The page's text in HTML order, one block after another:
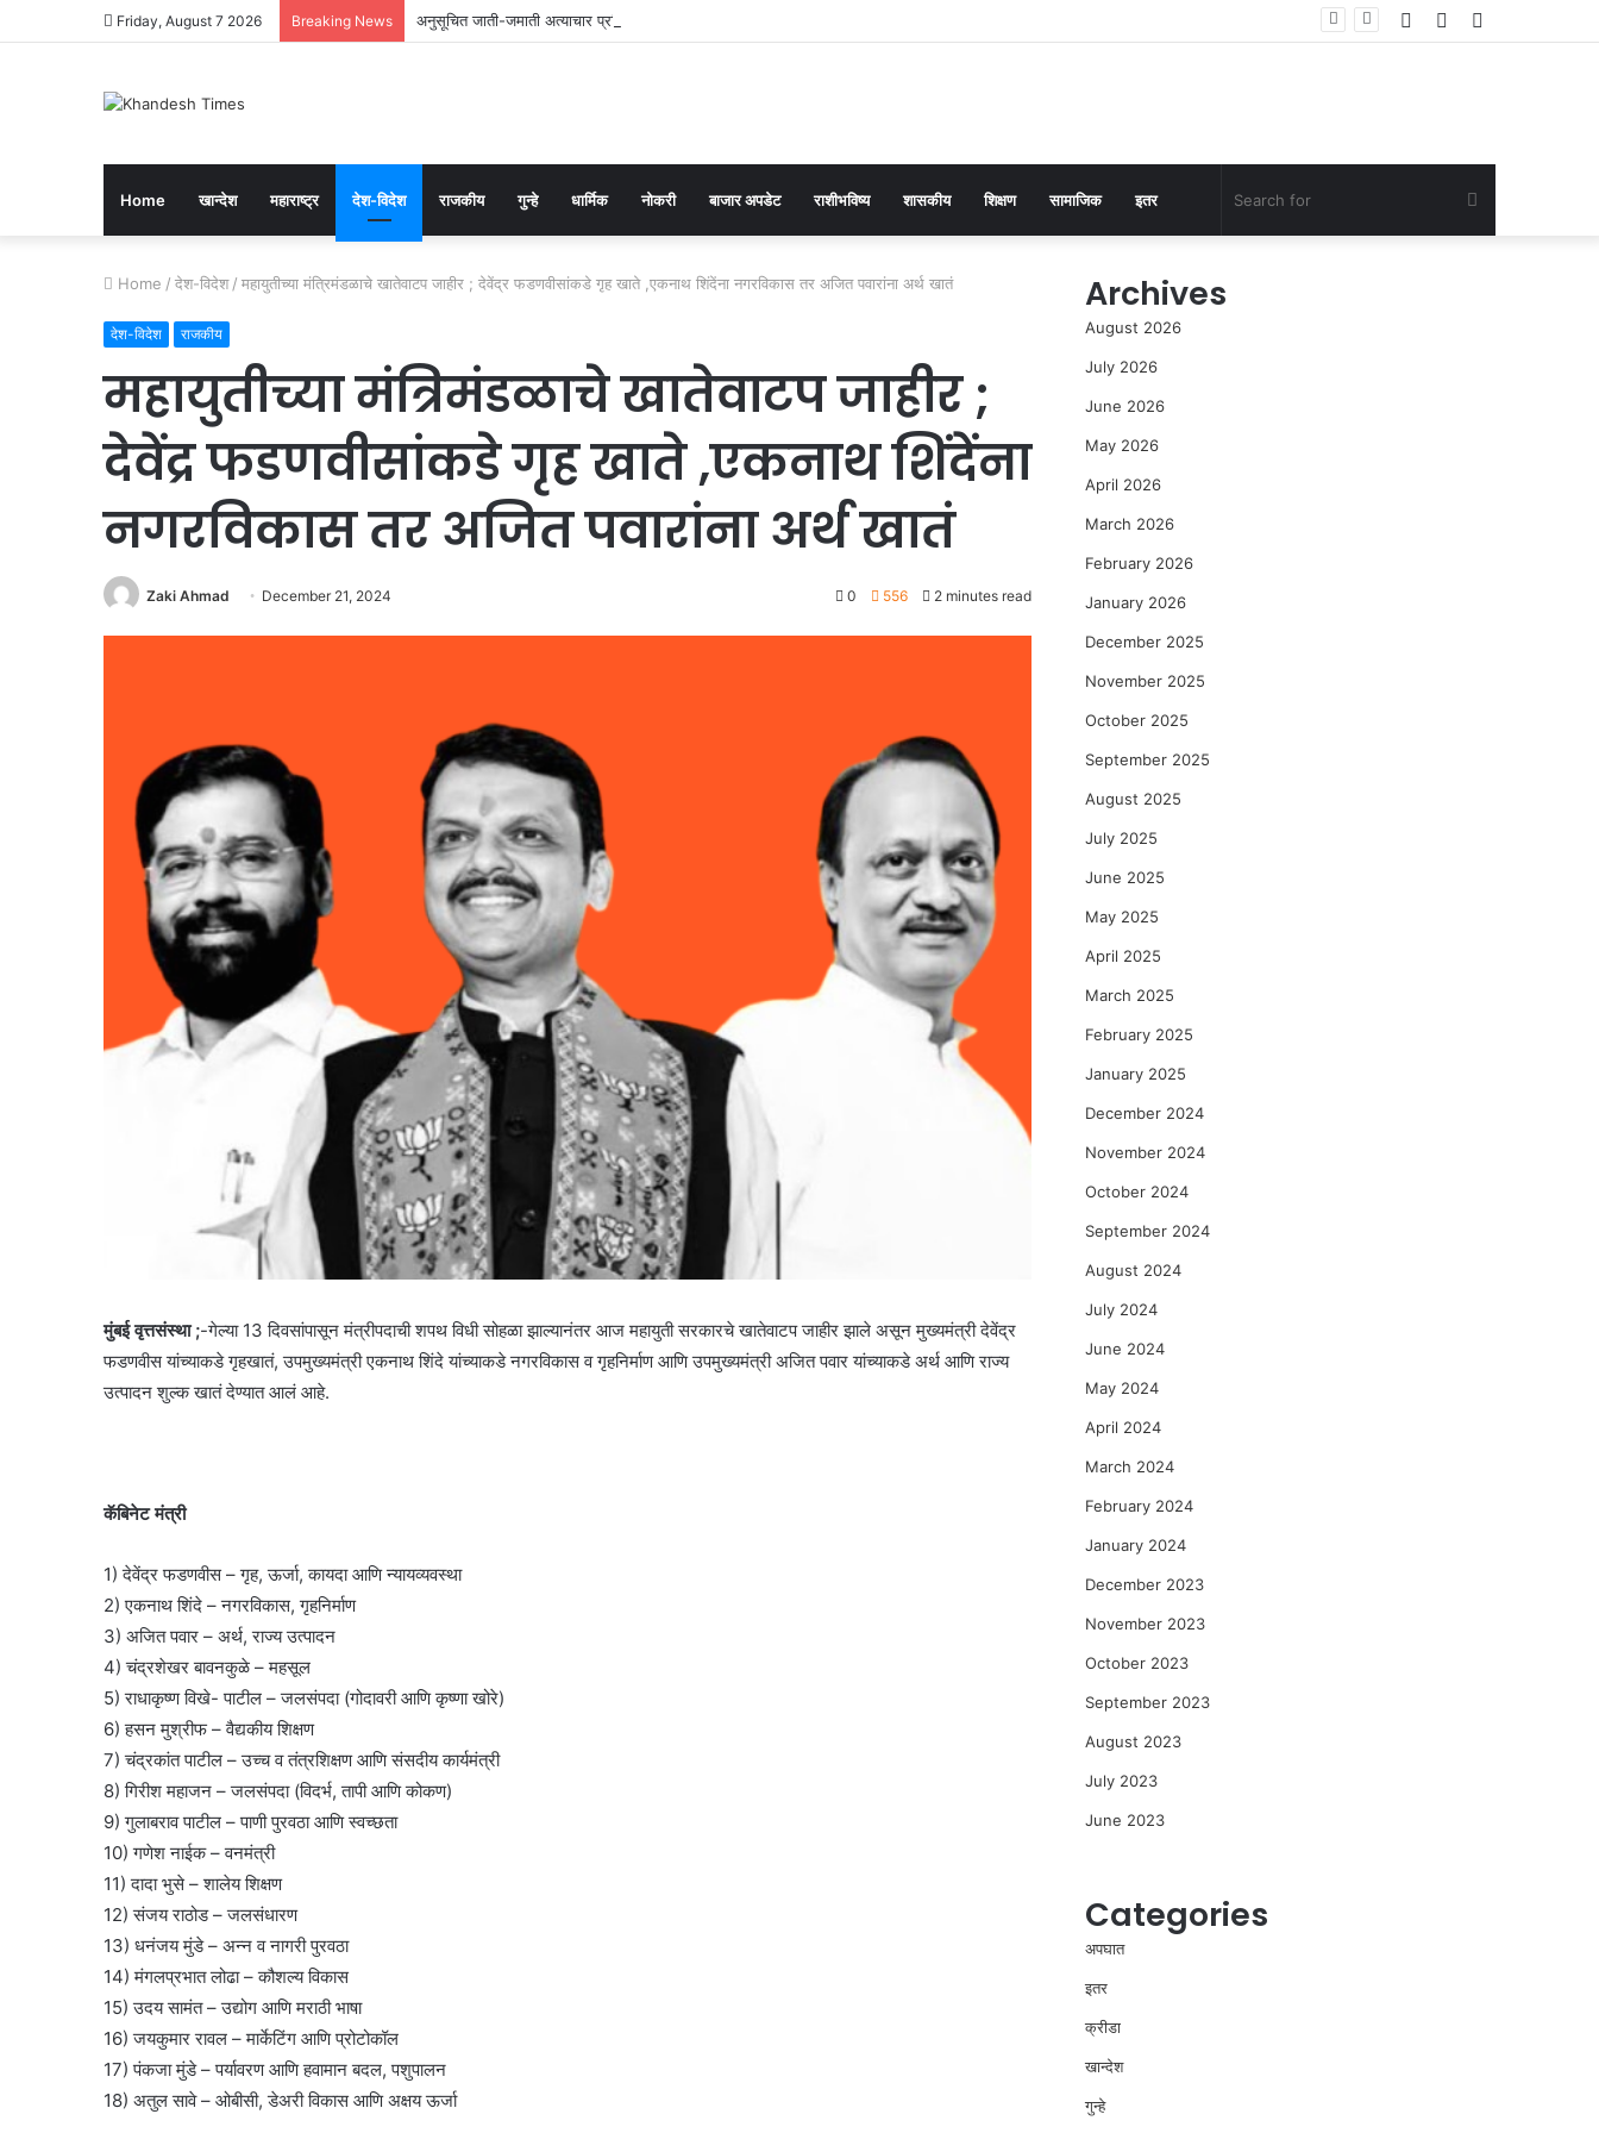
Friday, August 7 2026 Breaking News अनुसूचित जाती-जमाती अत्याचार प्रतिबंधक कायद्याच्या प्रभावी अंमलबजावणीसाठी १२५ पोलीस पाटलांची कार्यशाळा
Random
Log
Home खान्देश महाराष्ट्र देश-विदेश राजकीय गुन्हे धार्मिक नोकरी बाजार अपडेट राशीभविष्य शासकीय शिक्षण सामाजिक इतर Search
Home / देश-विदेश / महायुतीच्या मंत्रिमंडळाचे खातेवाटप जाहीर ; देवेंद्र फडणवीसांकडे गृह खाते ,एकनाथ शिंदेंना नगरविकास तर अजित पवारांना अर्थ खातं
देश-विदेश राजकीय
महायुतीच्या मंत्रिमंडळाचे खातेवाटप जाहीर ;
देवेंद्र फडणवीसांकडे गृह खाते ,एकनाथ शिंदेंना
नगरविकास तर अजित पवारांना अर्थ खातं
Zaki Ahmad December 21, 2024 0 556 2 minutes read
मुंबई वृत्तसंस्था ;-गेल्या 13 दिवसांपासून मंत्रीपदाची शपथ विधी सोहळा झाल्यानंतर आज महायुती सरकारचे खातेवाटप जाहीर झाले असून मुख्यमंत्री देवेंद्र
फडणवीस यांच्याकडे गृहखातं, उपमुख्यमंत्री एकनाथ शिंदे यांच्याकडे नगरविकास व गृहनिर्माण आणि उपमुख्यमंत्री अजित पवार यांच्याकडे अर्थ आणि राज्य
उत्पादन शुल्क खातं देण्यात आलं आहे.
कॅबिनेट मंत्री
1) देवेंद्र फडणवीस – गृह, ऊर्जा, कायदा आणि न्यायव्यवस्था
2) एकनाथ शिंदे – नगरविकास, गृहनिर्माण
3) अजित पवार – अर्थ, राज्य उत्पादन
4) चंद्रशेखर बावनकुळे – महसूल
5) राधाकृष्ण विखे- पाटील – जलसंपदा (गोदावरी आणि कृष्णा खोरे)
6) हसन मुश्रीफ – वैद्यकीय शिक्षण
7) चंद्रकांत पाटील – उच्च व तंत्रशिक्षण आणि संसदीय कार्यमंत्री
8) गिरीश महाजन – जलसंपदा (विदर्भ, तापी आणि कोकण)
9) गुलाबराव पाटील – पाणी पुरवठा आणि स्वच्छता
10) गणेश नाईक – वनमंत्री
11) दादा भुसे – शालेय शिक्षण
12) संजय राठोड – जलसंधारण
13) धनंजय मुंडे – अन्न व नागरी पुरवठा
14) मंगलप्रभात लोढा – कौशल्य विकास
15) उदय सामंत – उद्योग आणि मराठी भाषा
16) जयकुमार रावल – मार्केटिंग आणि प्रोटोकॉल
17) पंकजा मुंडे – पर्यावरण आणि हवामान बदल, पशुपालन
18) अतुल सावे – ओबीसी, डेअरी विकास आणि अक्षय ऊर्जा
Archives
August 2026
July 2026
June 2026
May 2026
April 2026
March 2026
February 2026
January 2026
December 2025
November 2025
October 2025
September 2025
August 2025
July 2025
June 2025
May 2025
April 2025
March 2025
February 2025
January 2025
December 2024
November 2024
October 2024
September 2024
August 2024
July 2024
June 2024
May 2024
April 2024
March 2024
February 2024
January 2024
December 2023
November 2023
October 2023
September 2023
August 2023
July 2023
June 2023
Categories
अपघात
इतर
क्रीडा
खान्देश
गुन्हे